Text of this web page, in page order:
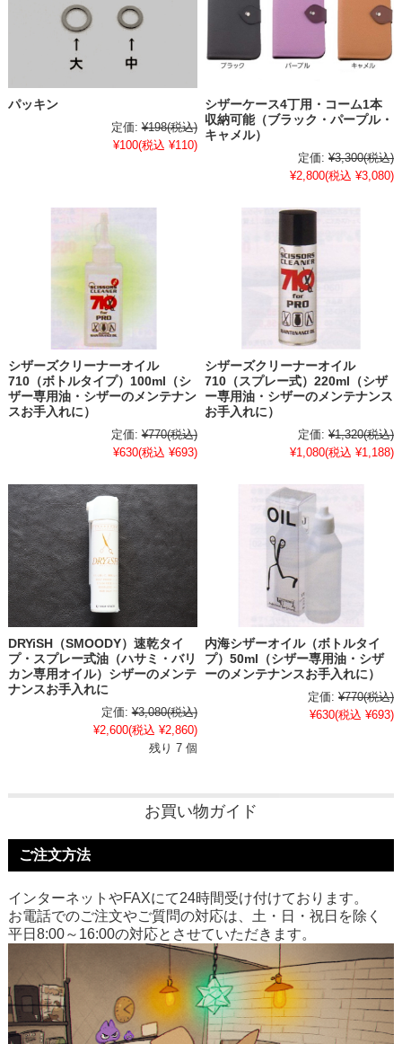
パッキン
定価: ¥198(税込)
¥100(税込 ¥110)
シザーケース4丁用・コーム1本
収納可能（ブラック・パープル・
キャメル）
定価: ¥3,300(税込)
¥2,800(税込 ¥3,080)
シザーズクリーナーオイル
710（ボトルタイプ）100ml（シ
ザー専用油・シザーのメンテナン
スお手入れに）
定価: ¥770(税込)
¥630(税込 ¥693)
シザーズクリーナーオイル
710（スプレー式）220ml（シザ
ー専用油・シザーのメンテナンス
お手入れに）
定価: ¥1,320(税込)
¥1,080(税込 ¥1,188)
DRYiSH（SMOODY）速乾タイ
プ・スプレー式油（ハサミ・バリ
カン専用オイル）シザーのメンテ
ナンスお手入れに
定価: ¥3,080(税込)
¥2,600(税込 ¥2,860)
残り 7 個
内海シザーオイル（ボトルタイ
プ）50ml（シザー専用油・シザ
ーのメンテナンスお手入れに）
定価: ¥770(税込)
¥630(税込 ¥693)
お買い物ガイド
ご注文方法
インターネットやFAXにて24時間受け付けております。
お電話でのご注文やご質問の対応は、土・日・祝日を除く
平日8:00～16:00の対応とさせていただきます。